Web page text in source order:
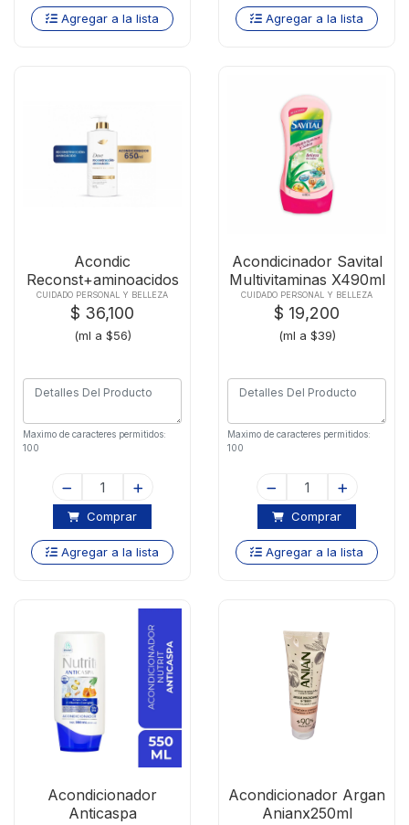
Agregar a la lista Agregar a la lista
Acondic
Reconst+aminoacidos
Dovex650ml
CUIDADO PERSONAL Y BELLEZA
$ 36,100
(ml a $56)
Maximo de caracteres permitidos:
100
Comprar
Agregar a la lista
Acondicinador Savital
Multivitaminas X490ml
CUIDADO PERSONAL Y BELLEZA
$ 19,200
(ml a $39)
Maximo de caracteres permitidos:
100
Comprar
Agregar a la lista
Acondicionador
Anticaspa
Acondicionador Argan
Anianx250ml